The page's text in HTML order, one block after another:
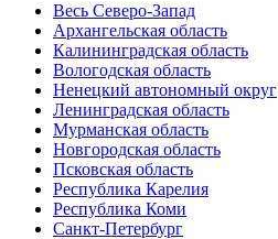
Весь Северо-Запад
Архангельская область
Калининградская область
Вологодская область
Ненецкий автономный округ
Ленинградская область
Мурманская область
Новгородская область
Псковская область
Республика Карелия
Республика Коми
Санкт-Петербург